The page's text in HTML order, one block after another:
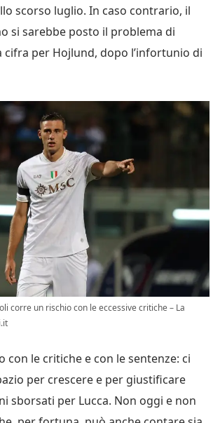
scorso luglio. In caso contrario, il
si sarebbe posto il problema di
cifra per Hojlund, dopo l’infortunio di
corre un rischio con le eccessive critiche – La
con le critiche e con le sentenze: ci
per crescere e per giustificare
sborsati per Lucca. Non oggi e non